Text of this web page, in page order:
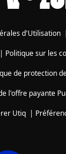
d'Utilisation |
Politique sur les
de protection
l'offre payante
Utiq |